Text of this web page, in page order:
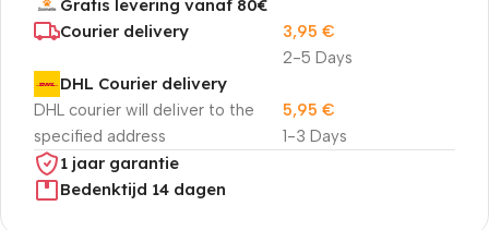
Gratis levering vanaf 80€
Courier delivery
2-5 Days
3,95 €
DHL Courier delivery
DHL courier will deliver to the
specified address
1-3 Days
5,95 €
1 jaar garantie
Bedenktijd 14 dagen